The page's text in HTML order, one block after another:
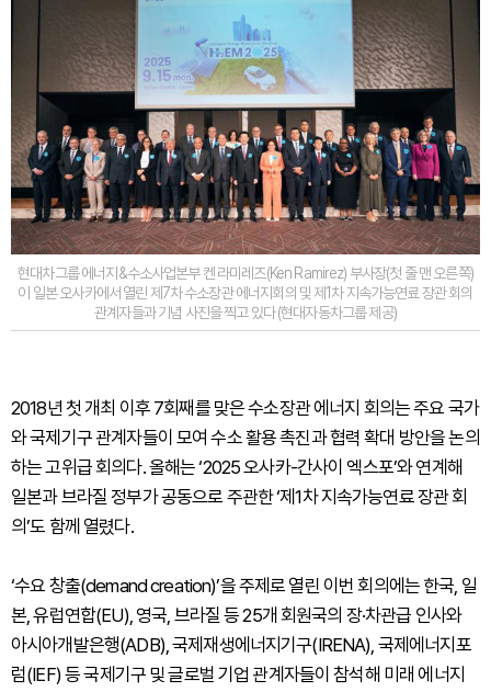
현대차그룹 에너지&수소사업본부 켄 라미레즈(Ken Ramirez) 부사장(첫 줄 맨 오른쪽)
이 일본 오사카에서 열린 제7차 수소장관 에너지회의 및 제1차 지속가능연료 장관 회의
관계자들과 기념 사진을 찍고 있다 (현대자동차그룹 제공)
2018년 첫 개최 이후 7회째를 맞은 수소장관 에너지 회의는 주요 국가
와 국제기구 관계자들이 모여 수소 활용 촉진과 협력 확대 방안을 논의
하는 고위급 회의다. 올해는 ‘2025 오사카-간사이 엑스포’와 연계해
일본과 브라질 정부가 공동으로 주관한 ‘제1차 지속가능연료 장관 회
의’도 함께 열렸다.
‘수요 창출(demand creation)’을 주제로 열린 이번 회의에는 한국, 일
본, 유럽연합(EU), 영국, 브라질 등 25개 회원국의 장·차관급 인사와
아시아개발은행(ADB), 국제재생에너지기구(IRENA), 국제에너지포
럼(IEF) 등 국제기구 및 글로벌 기업 관계자들이 참석해 미래 에너지